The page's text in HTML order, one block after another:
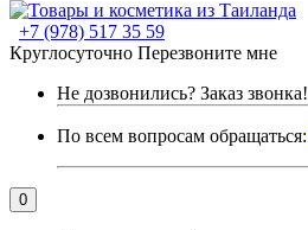
+7 (978) 517 35 59
Круглосуточно Перезвоните мне
Не дозвонились? Заказ звонка!
По всем вопросам обращаться:
0